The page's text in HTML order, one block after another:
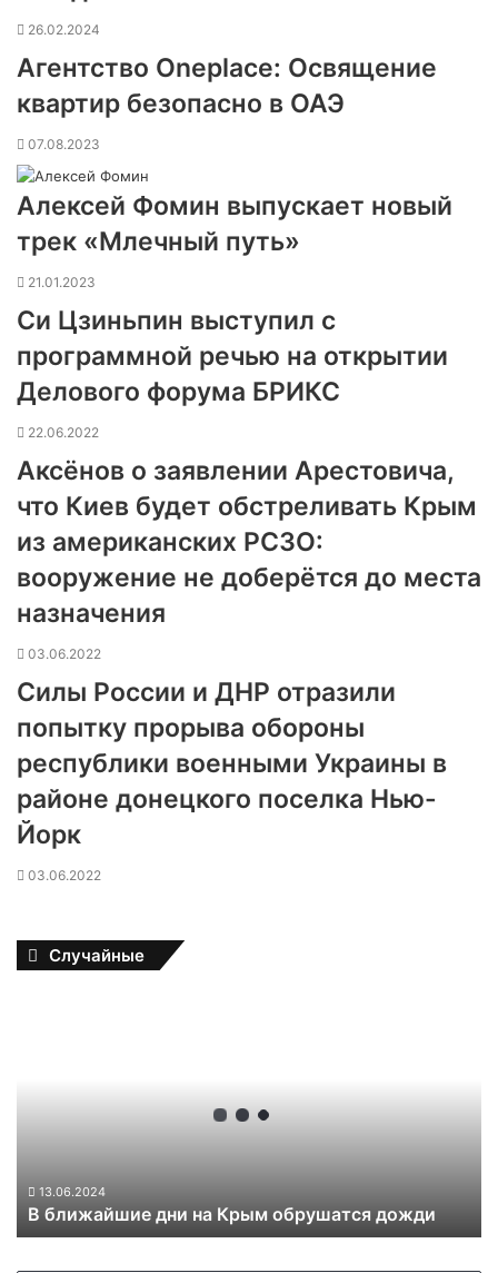
26.02.2024
Агентство Oneplace: Освящение
квартир безопасно в ОАЭ
07.08.2023
Алексей Фомин выпускает новый
трек «Млечный путь»
21.01.2023
Си Цзиньпин выступил с
программной речью на открытии
Делового форума БРИКС
22.06.2022
Аксёнов о заявлении Арестовича,
что Киев будет обстреливать Крым
из американских РСЗО:
вооружение не доберётся до места
назначения
03.06.2022
Силы России и ДНР отразили
попытку прорыва обороны
республики военными Украины в
районе донецкого поселка Нью-
Йорк
03.06.2022
Случайные
д
13.06.2024
В ближайшие дни на Крым обрушатся дожди